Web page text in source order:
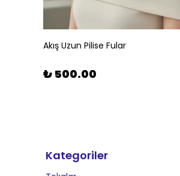
Akış Uzun Pilise Fular
₺ 500.00
Kategoriler